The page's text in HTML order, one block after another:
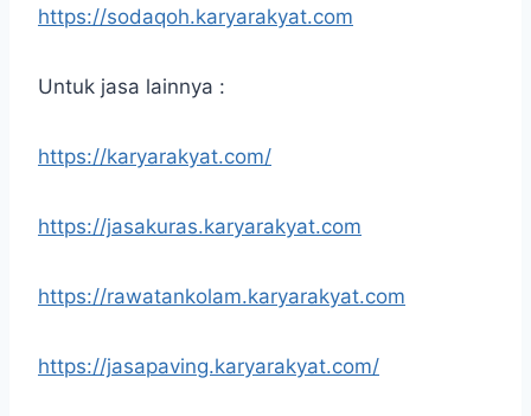
https://sodaqoh.karyarakyat.com
Untuk jasa lainnya :
https://karyarakyat.com/
https://jasakuras.karyarakyat.com
https://rawatankolam.karyarakyat.com
https://jasapaving.karyarakyat.com/